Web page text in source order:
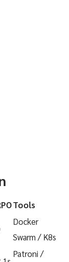
Tools
Docker
Swarm / K8s
Patroni /